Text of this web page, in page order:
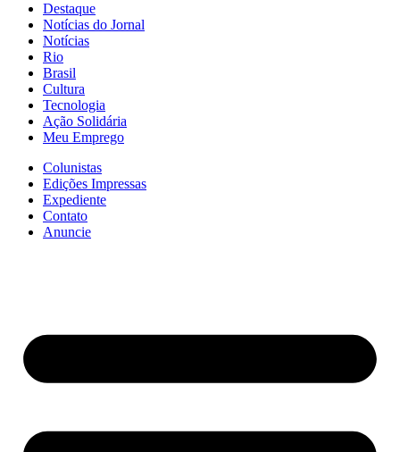
Destaque
Notícias do Jornal
Notícias
Rio
Brasil
Cultura
Tecnologia
Ação Solidária
Meu Emprego
Colunistas
Edições Impressas
Expediente
Contato
Anuncie